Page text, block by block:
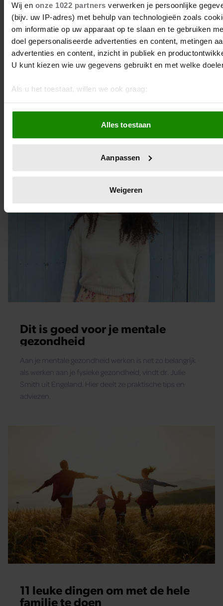
Wij en onze 1022 partners verwerken je persoonlijke
(bijv. uw IP-adres) met behulp van technologieën zoals
om informatie op uw apparaat op te slaan en te gebruiken
doel gepersonaliseerde advertenties en content, metingen
advertenties en content, inzicht in publiek en
U kunt kiezen wie uw gegevens gebruikt en met welke
Als u het toestaat, willen we ook graag:
tot een paar meter nauwkeurig kan zijn
Uw apparaat identificeren door het actief te scannen
specifieke eigenschappen (fingerprinting)
detailgedeelte
We gebruiken cookies om content en advertenties te
personaliseren, om functies voor social media te bieden en
ons websiteverkeer te analyseren. Ook delen we informatie
die ze hebben verzameld op basis van uw gebruik van hun
services. U gaat akkoord met onze cookies als u onze
Alles toestaan
Aanpassen
Weigeren
als ook een ander de 'beste plekjes' weet te vinden. Lees
mee over de (soms verrassende!) erogene zones bij
Dit is goed voor je mentale
gezondheid
Aan je mentale gezondheid werken is net zo belangrijk
als werken aan je fysieke gezondheid, vindt dr. Julie
Smith uit Engeland. Hier deelt ze praktische tips en
adviezen.
11 leuke dingen om met de hele
familie te doen